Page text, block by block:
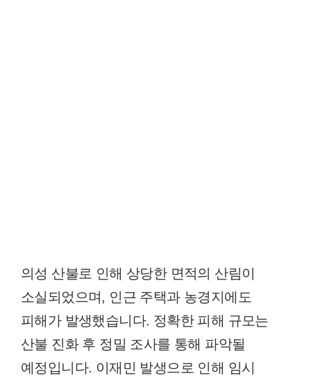
의성 산불로 인해 상당한 면적의 산림이
소실되었으며, 인근 주택과 농경지에도
피해가 발생했습니다. 정확한 피해 규모는
산불 진화 후 정밀 조사를 통해 파악될
예정입니다. 이재민 발생으로 인해 임시